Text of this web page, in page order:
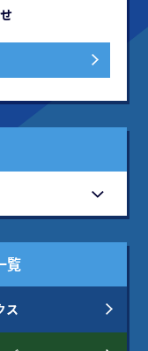
覧
ス